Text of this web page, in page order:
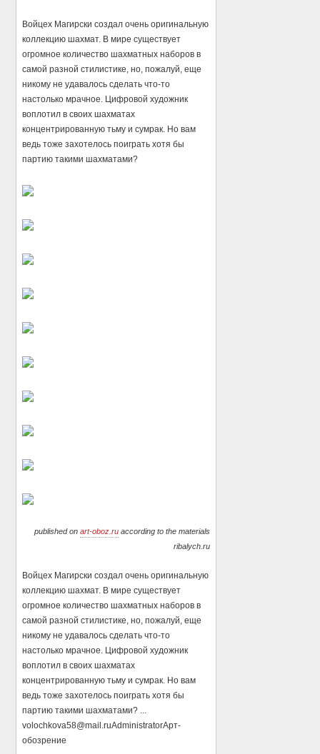
Войцех Магирски создал очень оригинальную
коллекцию шахмат. В мире существует
огромное количество шахматных наборов в
самой разной стилистике, но, пожалуй, еще
никому не удавалось сделать что-то
настолько мрачное. Цифровой художник
воплотил в своих шахматах
концентрированную тьму и сумрак. Но вам
ведь тоже захотелось поиграть хотя бы
партию такими шахматами?
published on art-oboz.ruaccording to the materials
ribalych.ru
Войцех Магирски создал очень оригинальную
коллекцию шахмат. В мире существует
огромное количество шахматных наборов в
самой разной стилистике, но, пожалуй, еще
никому не удавалось сделать что-то
настолько мрачное. Цифровой художник
воплотил в своих шахматах
концентрированную тьму и сумрак. Но вам
ведь тоже захотелось поиграть хотя бы
партию такими шахматами? ...
volochkova58@mail.ruAdministratorАрт-
обозрение